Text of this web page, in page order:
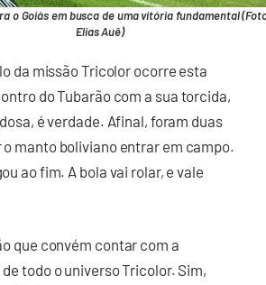
o Goiás em busca de uma vitória fundamental
Elias Auê)
da missão Tricolor ocorre esta
do Tubarão com a sua torcida,
é verdade. Afinal, foram duas
o manto boliviano entrar em campo.
ao fim. A bola vai rolar, e vale
que convém contar com a
todo o universo Tricolor. Sim,